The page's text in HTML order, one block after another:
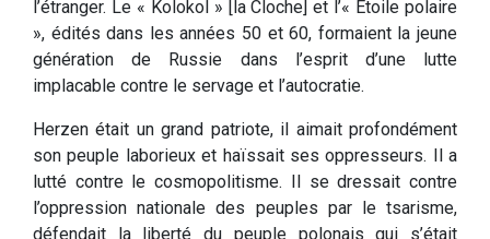
l’étranger. Le « Kolokol » [la Cloche] et l’« Etoile polaire
», édités dans les années 50 et 60, formaient la jeune
génération de Russie dans l’esprit d’une lutte
implacable contre le servage et l’autocratie.
Herzen était un grand patriote, il aimait profondément
son peuple laborieux et haïssait ses oppresseurs. Il a
lutté contre le cosmopolitisme. Il se dressait contre
l’oppression nationale des peuples par le tsarisme,
défendait la liberté du peuple polonais qui s’était